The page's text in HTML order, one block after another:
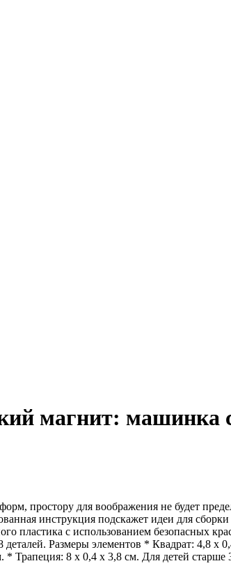
магнит: машинка
простору для воображения не будет
инструкция подскажет идеи для
пластика с использованием безопасных
Размеры элементов * Квадрат: 4,8 х
Трапеция: 8 х 0,4 х 3,8 см. Для детей старше